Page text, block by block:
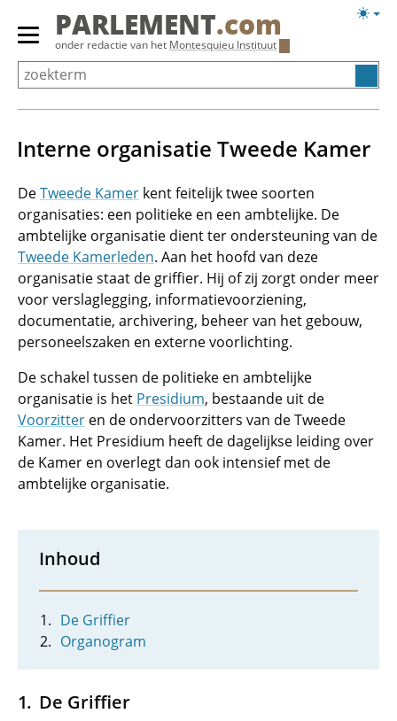
Overslaan
Primair
menu
tonen/verbergen
PARLEMENT.com
onder redactie van het Montesquieu Instituut
Interne organisatie Tweede Kamer
DeTweede Kamer kent feitelijk twee soorten
organisaties: een politieke en een ambtelijke. De
ambtelijke organisatie dient ter ondersteuning van de
Tweede Kamerleden. Aan het hoofd van deze
organisatie staat de griffier. Hij of zij zorgt onder meer
voor verslaglegging, informatievoorziening,
documentatie, archivering, beheer van het gebouw,
personeelszaken en externe voorlichting.
De schakel tussen de politieke en ambtelijke
organisatie is het Presidium, bestaande uit de
Voorzitter en de ondervoorzitters van de Tweede
Kamer. Het Presidium heeft de dagelijkse leiding over
de Kamer en overlegt dan ook intensief met de
ambtelijke organisatie.
Inhoud
De Griffier
Organogram
De Griffier